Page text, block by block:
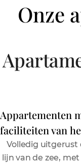
Onze
Appartementen
faciliteiten van
Volledig uitgerust
lijn van de zee,